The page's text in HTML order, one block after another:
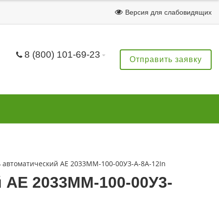
Версия для слабовидящих
8 (800) 101-69-23 Отправить заявку
АЕ 2033ММ-100-00У3-А-8А-12In
АЕ 2033ММ-100-00У3-